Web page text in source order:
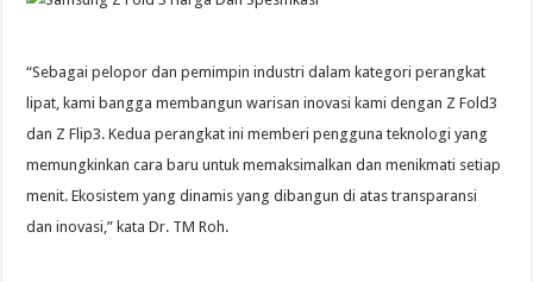
“Sebagai pelopor dan pemimpin industri dalam kategori perangkat
lipat, kami bangga membangun warisan inovasi kami dengan Z Fold3
dan Z Flip3. Kedua perangkat ini memberi pengguna teknologi yang
memungkinkan cara baru untuk memaksimalkan dan menikmati setiap
menit. Ekosistem yang dinamis yang dibangun di atas transparansi
dan inovasi,” kata Dr. TM Roh.